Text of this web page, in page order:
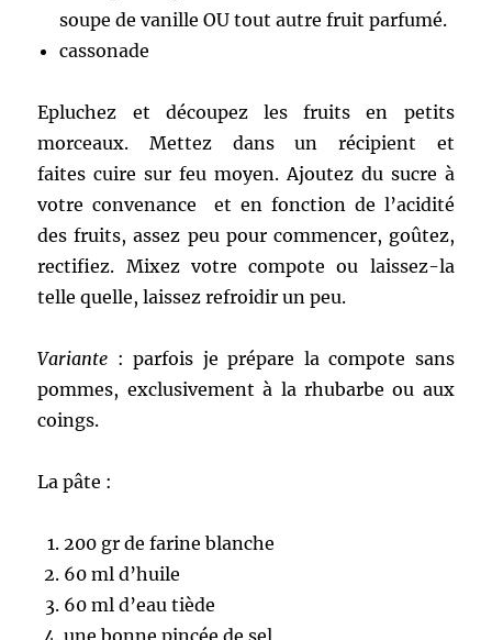
soupe de vanille OU tout autre fruit parfumé.
cassonade
Epluchez et découpez les fruits en petits
morceaux. Mettez dans un récipient et
faites cuire sur feu moyen. Ajoutez du sucre à
votre convenance et en fonction de l’acidité
des fruits, assez peu pour commencer, goûtez,
rectifiez. Mixez votre compote ou laissez-la
telle quelle, laissez refroidir un peu.
Variante : parfois je prépare la compote sans
pommes, exclusivement à la rhubarbe ou aux
coings.
La pâte :
200 gr de farine blanche
60 ml d’huile
60 ml d’eau tiède